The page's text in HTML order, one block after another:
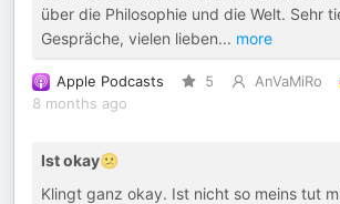
über die Philosophie und die Welt. Sehr
Gespräche, vielen lieben... more
Apple Podcasts 5 AnVaMiRo
8 months ago
Ist okay😕
Klingt ganz okay. Ist nicht so meins tut